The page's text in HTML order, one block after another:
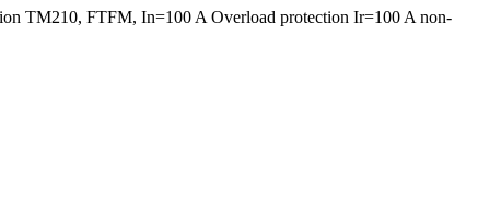
TM210, FTFM, In=100 A Overload protection Ir=100 A non-